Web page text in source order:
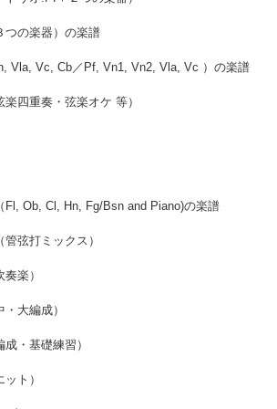
つの楽器）の楽譜
Vla, Vc, Cb／Pf, Vn1, Vn2, Vla, Vc ）の楽譜
四重奏・弦楽オケ 等）
Fl, Ob, Cl, Hn, Fg/Bsn and Piano)の楽譜
弦打ミックス）
楽）
大編成）
・基礎練習）
ト）